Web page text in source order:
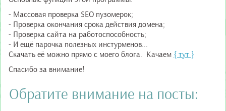
- Массовая проверка SEO пузомерок;
- Проверка окончания срока действия домена;
- Проверка сайта на работоспособность;
- И ещё парочка полезных инстурменов...
Скачать её можно прямо с моего блога. Качаем { тут }
Спасибо за внимание!
Обратите внимание на посты: